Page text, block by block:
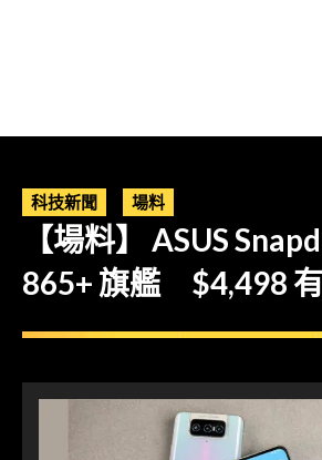
科技新聞 場料
【場料】 ASUS
865+ 旗艦 $4,498